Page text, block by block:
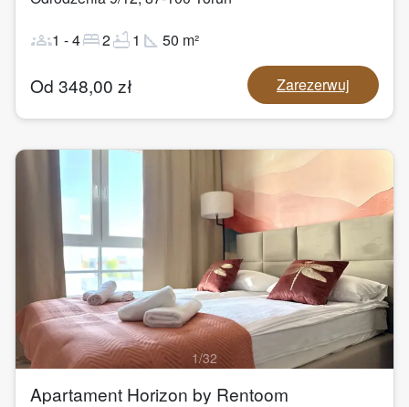
groups1 -4bed2bathtub1 square_foot 50 m²
Od 348,00 zł Zarezerwuj
1/32
Apartament Horizon by Rentoom